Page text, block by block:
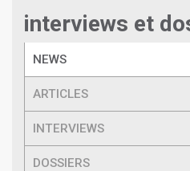
interviews et
NEWS
ARTICLES
INTERVIEWS
DOSSIERS